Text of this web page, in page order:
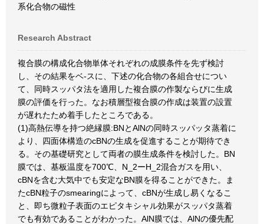
系化合物の磁性
Research Abstract
複合膜の構成化合物単体それぞれの成膜条件を先ず検討
し、その結果をベ-スに、下述の化合物の各組合せについ
て、同時スッパタ法を適用した複合膜の作製ならびに生成
膜の評価を行った。なお積層型複合膜の作成は装置の設置
が遅れたため着手したところである。
(1)高熱伝導を持つ絶縁膜:BNとAlNの同時スッパッタ蒸着に
より、四面体構造のcBNの生成を促進することが期待でき
る。その基礎研究として両者の膜生成条件を検討した。BN
膜では、基板温度を700℃、N_2ーH_2混合ガスを用い、
cBNを含む大気中でも安定なBN膜を得ることができた。ま
たcBN粒子のsmearingによって、cBNが生成し易くなるこ
と、即ち微粒子表面のエピタキシャル効果がスッパタ蒸着
でも有効であることがわかった。AlN膜では、AlNの優先配